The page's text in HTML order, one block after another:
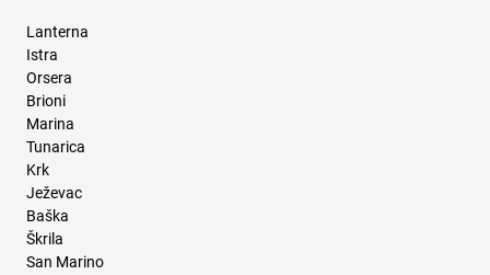
Lanterna
Istra
Orsera
Brioni
Marina
Tunarica
Krk
Ježevac
Baška
Škrila
San Marino